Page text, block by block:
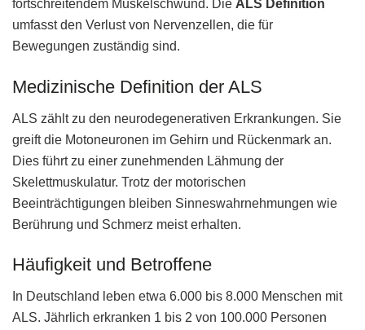
fortschreitendem Muskelschwund. Die ALS Definition
umfasst den Verlust von Nervenzellen, die für
Bewegungen zuständig sind.
Medizinische Definition der ALS
ALS zählt zu den neurodegenerativen Erkrankungen. Sie
greift die Motoneuronen im Gehirn und Rückenmark an.
Dies führt zu einer zunehmenden Lähmung der
Skelettmuskulatur. Trotz der motorischen
Beeinträchtigungen bleiben Sinneswahrnehmungen wie
Berührung und Schmerz meist erhalten.
Häufigkeit und Betroffene
In Deutschland leben etwa 6.000 bis 8.000 Menschen mit
ALS. Jährlich erkranken 1 bis 2 von 100.000 Personen